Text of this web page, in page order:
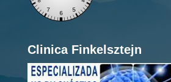
Clinica Finkelsztejn